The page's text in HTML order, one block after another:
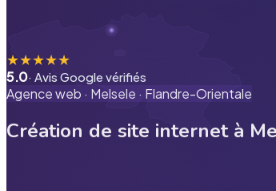
★★★★★
5.0· Avis Google vérifiés
Agence web · Melsele · Flandre-Orientale
Création de site internet à